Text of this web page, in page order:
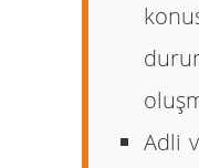
Adli